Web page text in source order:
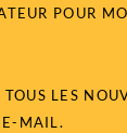
POUR
LES
E-MAIL.